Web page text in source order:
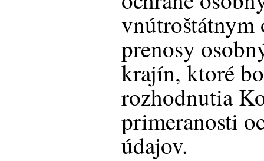
vnútroštátnym
prenosy
krajín, ktoré
rozhodnutia
primeranosti
údajov.